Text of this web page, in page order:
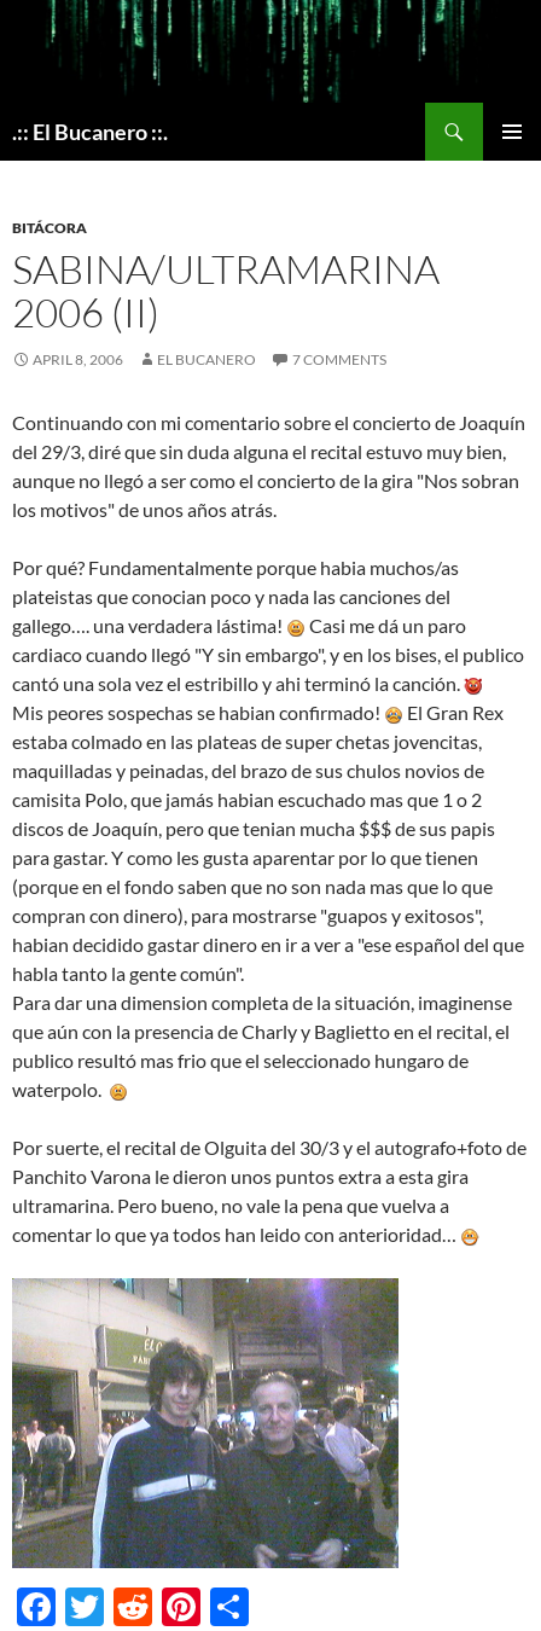
content
.:: El Bucanero ::.
BITÁCORA
SABINA/ULTRAMARINA
2006 (II)
APRIL 8, 2006 EL BUCANERO 7 COMMENTS
Continuando con mi comentario sobre el concierto de Joaquín
del 29/3, diré que sin duda alguna el recital estuvo muy bien,
aunque no llegó a ser como el concierto de la gira "Nos sobran
los motivos" de unos años atrás.
Por qué? Fundamentalmente porque habia muchos/as
plateistas que conocian poco y nada las canciones del
gallego…. una verdadera lástima!
Casi me dá un paro
cardiaco cuando llegó "Y sin embargo", y en los bises, el publico
cantó una sola vez el estribillo y ahi terminó la canción.
Mis peores sospechas se habian confirmado!
El Gran Rex
estaba colmado en las plateas de super chetas jovencitas,
maquilladas y peinadas, del brazo de sus chulos novios de
camisita Polo, que jamás habian escuchado mas que 1 o 2
discos de Joaquín, pero que tenian mucha $$$ de sus papis
para gastar. Y como les gusta aparentar por lo que tienen
(porque en el fondo saben que no son nada mas que lo que
compran con dinero), para mostrarse "guapos y exitosos",
habian decidido gastar dinero en ir a ver a "ese español del que
habla tanto la gente común".
Para dar una dimension completa de la situación, imaginense
que aún con la presencia de Charly y Baglietto en el recital, el
publico resultó mas frio que el seleccionado hungaro de
waterpolo.
Por suerte, el recital de Olguita del 30/3 y el autografo+foto de
Panchito Varona le dieron unos puntos extra a esta gira
ultramarina. Pero bueno, no vale la pena que vuelva a
comentar lo que ya todos han leido con anterioridad…
F
T
R
Pi